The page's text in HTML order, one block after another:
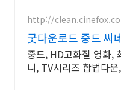
http://
굿다운로드 중드 씨
일드 30%할인
중드, HD고화질 영화,
니, TV시리즈 합법다